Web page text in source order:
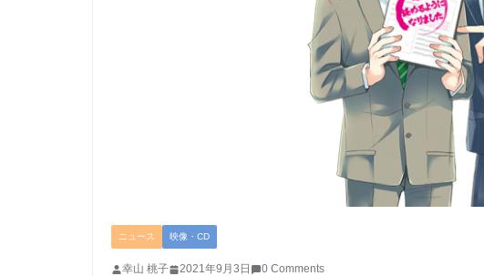
ニュース 映像・CD
幸山 桃子 2021年9月3日
0 Comments